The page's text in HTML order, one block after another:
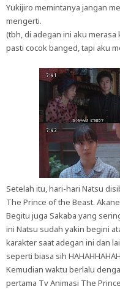
Yukijiro memintanya jangan
mengerti.
(tbh, di adegan ini aku merasa
pasti cocok banged, tapi aku
Setelah itu, hari-hari Natsu
The Prince of the Beast.
Begitu juga Sakaba yang
ini Natsu sudah yakin begini
karakter saat adegan ini dan
seperti biasa sih
Kemudian waktu berlalu
pertama Tv Animasi The